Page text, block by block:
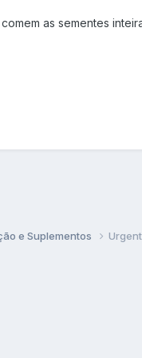
as sementes
e Suplementos